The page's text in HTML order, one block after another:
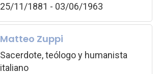
25/11/1881 - 03/06/1963
Matteo Zuppi
Sacerdote, teólogo y humanista
italiano